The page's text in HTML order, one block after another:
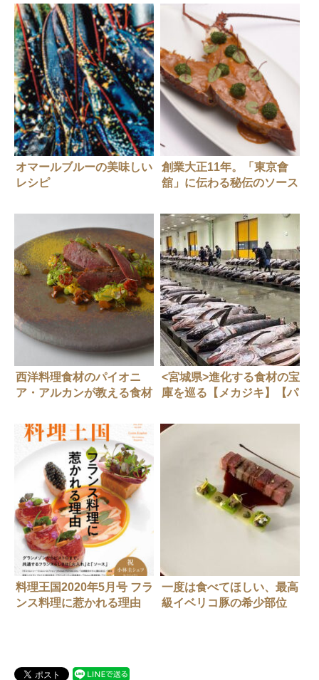
オマールブルーの美味しい
レシピ
創業大正11年。「東京會
舘」に伝わる秘伝のソース
西洋料理食材のパイオニ
ア・アルカンが教える食材
文化を象徴する家禽・ヴォ
ライユ
<宮城県>進化する食材の宝
庫を巡る【メカジキ】【パ
料理王国2020年5月号 フラ
ンス料理に惹かれる理由
一度は食べてほしい、最高
級イベリコ豚の希少部位